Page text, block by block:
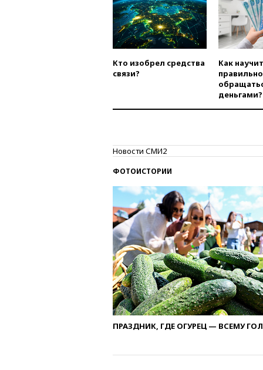
Кто изобрел средства
связи?
Как
правильно
деньгами?
Новости СМИ2
ФОТОИСТОРИИ
ПРАЗДНИК, ГДЕ ОГУРЕЦ — ВСЕМУ